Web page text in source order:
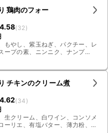
鶏肉のフォー
4.58(32 )
もやし、紫玉ねぎ、パクチー、レ
ープの素、ニンニク、ナンプ
チキンのクリーム煮
4.62(34 )
生クリーム、白ワイン、コンソメ
ーリエ、有塩バター、薄力粉、